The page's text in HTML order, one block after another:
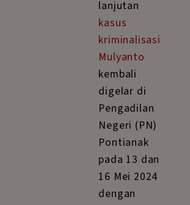
lanjutan
kasus
kriminalisasi
Mulyanto
kembali
digelar di
Pengadilan
Negeri (PN)
Pontianak
pada 13 dan
16 Mei 2024
dengan